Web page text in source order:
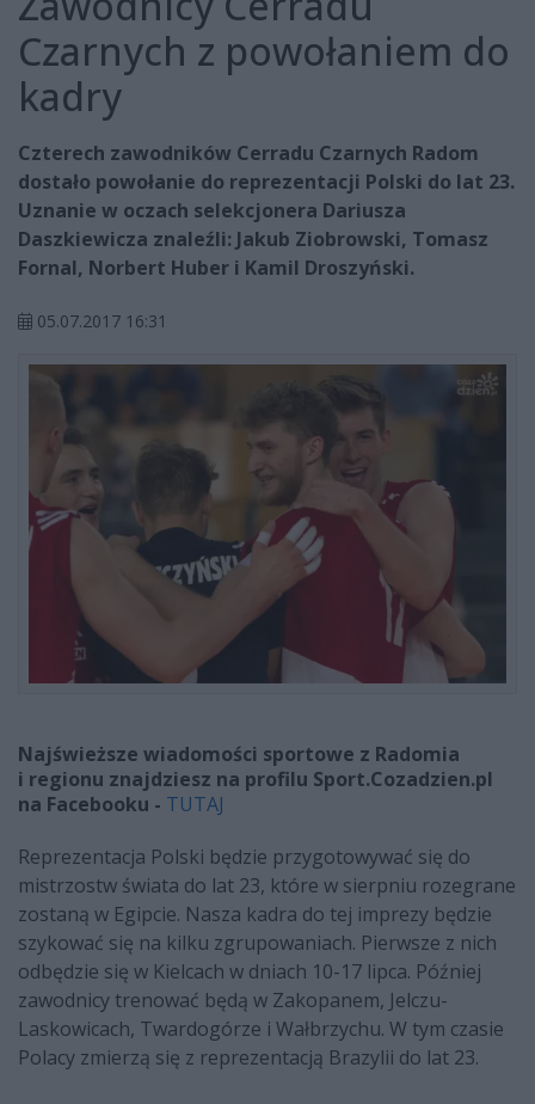
Czarnych z powołaniem do
kadry
Czterech zawodników Cerradu Czarnych Radom
dostało powołanie do reprezentacji Polski do lat 23.
Uznanie w oczach selekcjonera Dariusza
Daszkiewicza znaleźli: Jakub Ziobrowski, Tomasz
Fornal, Norbert Huber i Kamil Droszyński.
05.07.2017 16:31
Najświeższe wiadomości sportowe z Radomia
i regionu znajdziesz na profilu Sport.Cozadzien.pl
na Facebooku - TUTAJ
Reprezentacja Polski będzie przygotowywać się do
mistrzostw świata do lat 23, które w sierpniu rozegrane
zostaną w Egipcie. Nasza kadra do tej imprezy będzie
szykować się na kilku zgrupowaniach. Pierwsze z nich
odbędzie się w Kielcach w dniach 10-17 lipca. Później
zawodnicy trenować będą w Zakopanem, Jelczu-
Laskowicach, Twardogórze i Wałbrzychu. W tym czasie
Polacy zmierzą się z reprezentacją Brazylii do lat 23.